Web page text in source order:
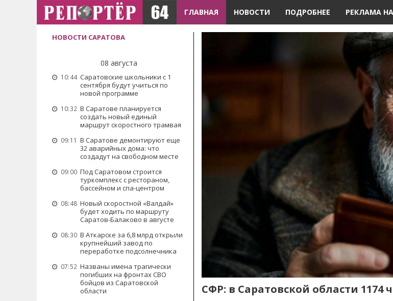
ГЛАВНАЯ НОВОСТИ ПОДРОБНЕЕ РЕКЛАМА
НОВОСТИ САРАТОВА
08 августа
10:44 Саратовские школьники с 1
сентября будут учиться по
новой программе
10:32 В Саратове планируется
создать новый единый
маршрут скоростного трамвая
09:11 В Саратове демонтируют еще
32 аварийных дома: что
создадут на свободном месте
09:00 Под Саратовом строится
туркомплекс с рестораном,
бассейном и спа-центром
08:48 Новый скоростной «Валдай»
будет ходить по маршруту
Саратов-Балаково в августе
08:30 В Аткарске за 6,8 млрд открыли
крупнейший завод по
переработке подсолнечника
07:52 Названы имена трагически
погибших на фронтах СВО
бойцов из Саратовской
области
СФР: в Саратовской области